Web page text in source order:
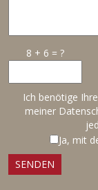
8 + 6 = ?
Ich benötige
meiner
Ja, mit